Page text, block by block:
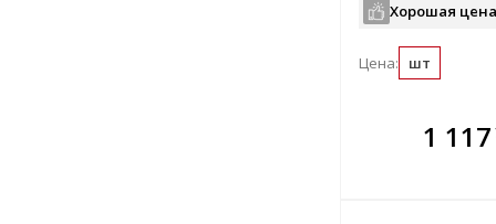
Хорошая
Цена: шт
1 117
В
всегда